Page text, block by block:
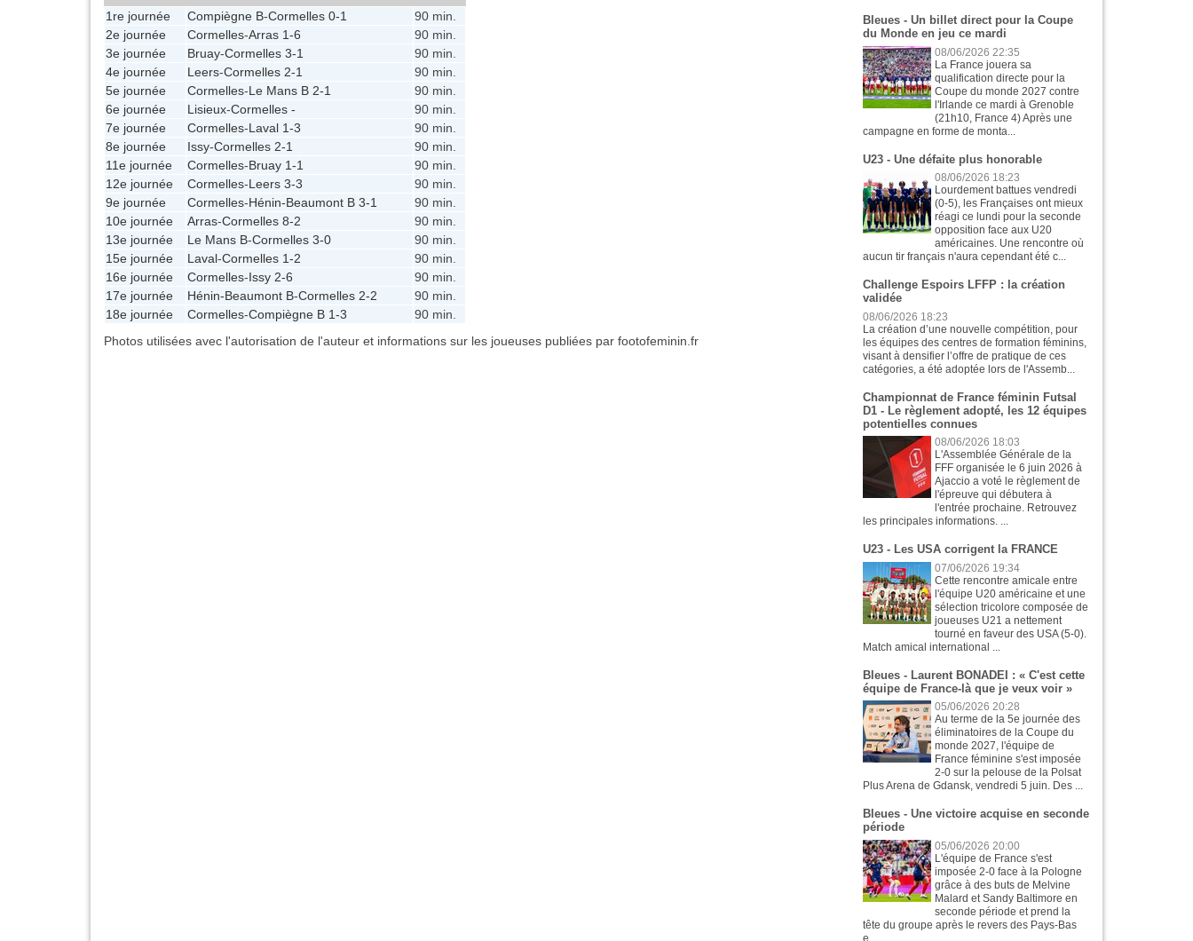
1re journée
Compiègne B-Cormelles 0-1
90 min.
2e journée
Cormelles-Arras 1-6
90 min.
3e journée
Bruay-Cormelles 3-1
90 min.
4e journée
Leers-Cormelles 2-1
90 min.
5e journée
Cormelles-Le Mans B 2-1
90 min.
6e journée
Lisieux-Cormelles -
90 min.
7e journée
Cormelles-Laval 1-3
90 min.
8e journée
Issy-Cormelles 2-1
90 min.
11e journée
Cormelles-Bruay 1-1
90 min.
12e journée
Cormelles-Leers 3-3
90 min.
9e journée
Cormelles-Hénin-Beaumont B 3-1
90 min.
10e journée
Arras-Cormelles 8-2
90 min.
13e journée
Le Mans B-Cormelles 3-0
90 min.
15e journée
Laval-Cormelles 1-2
90 min.
16e journée
Cormelles-Issy 2-6
90 min.
17e journée
Hénin-Beaumont B-Cormelles 2-2
90 min.
18e journée
Cormelles-Compiègne B 1-3
90 min.
Photos utilisées avec l'autorisation de l'auteur et informations sur les joueuses publiées par footofeminin.fr
Bleues - Un billet direct pour la Coupe
du Monde en jeu ce mardi
08/06/2026 22:35
La France jouera sa
qualification directe pour la
Coupe du monde 2027 contre
l'Irlande ce mardi à Grenoble
(21h10, France 4) Après une
campagne en forme de monta...
U23 - Une défaite plus honorable
08/06/2026 18:23
Lourdement battues vendredi
(0-5), les Françaises ont mieux
réagi ce lundi pour la seconde
opposition face aux U20
américaines. Une rencontre où
aucun tir français n'aura cependant été c...
Challenge Espoirs LFFP : la création
validée
08/06/2026 18:23
La création d’une nouvelle compétition, pour
les équipes des centres de formation féminins,
visant à densifier l’offre de pratique de ces
catégories, a été adoptée lors de l'Assemb...
Championnat de France féminin Futsal
D1 - Le règlement adopté, les 12 équipes
potentielles connues
08/06/2026 18:03
L'Assemblée Générale de la
FFF organisée le 6 juin 2026 à
Ajaccio a voté le règlement de
l'épreuve qui débutera à
l'entrée prochaine. Retrouvez
les principales informations. ...
U23 - Les USA corrigent la FRANCE
07/06/2026 19:34
Cette rencontre amicale entre
l'équipe U20 américaine et une
sélection tricolore composée de
joueuses U21 a nettement
tourné en faveur des USA (5-0).
Match amical international ...
Bleues - Laurent BONADEI : « C'est cette
équipe de France-là que je veux voir »
05/06/2026 20:28
Au terme de la 5e journée des
éliminatoires de la Coupe du
monde 2027, l'équipe de
France féminine s'est imposée
2-0 sur la pelouse de la Polsat
Plus Arena de Gdansk, vendredi 5 juin. Des ...
Bleues - Une victoire acquise en seconde
période
05/06/2026 20:00
L'équipe de France s'est
imposée 2-0 face à la Pologne
grâce à des buts de Melvine
Malard et Sandy Baltimore en
seconde période et prend la
tête du groupe après le revers des Pays-Bas
e...